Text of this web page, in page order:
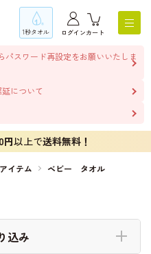
1秒タオル ログインカート
パスワード再設定をお願いいたしま
について
円以上で送料無料！
イテム ベビー タオル
込み